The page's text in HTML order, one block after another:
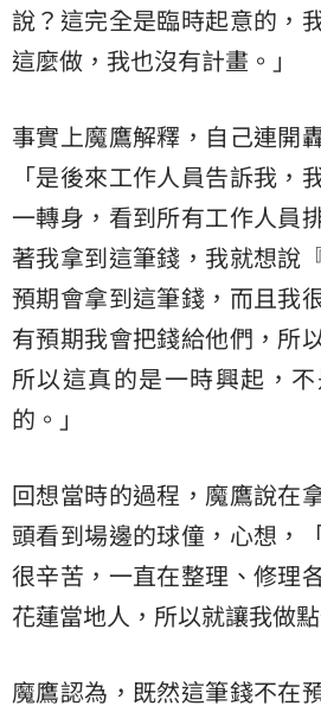
說？這完全是臨時起意的，
這麼做，我也沒有計畫。」
事實上魔鷹解釋，自己連開
「是後來工作人員告訴我，
一轉身，看到所有工作人員
著我拿到這筆錢，我就想說
預期會拿到這筆錢，而且我
有預期我會把錢給他們，所
所以這真的是一時興起，
的。」
回想當時的過程，魔鷹說在
頭看到場邊的球僮，心想，
很辛苦，一直在整理、修理
花蓮當地人，所以就讓我做點
魔鷹認為，既然這筆錢不在